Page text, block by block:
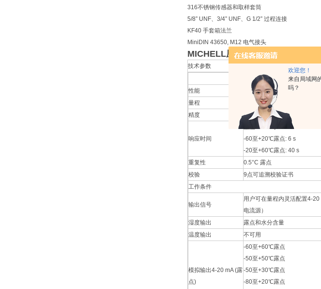
欢迎您！
来自局域网
吗？
316不锈钢传感器和取样套筒
5/8” UNF、3/4” UNF、G 1/2” 过程连接
KF40 手套箱法兰
MiniDIN 43650, M12 电气接头
MICHELL压缩空气露点变送器
技术参数
SF82 MiniDIN 43650 C
性能
量程
-60至+60℃露点
精度
±2°C 露点*
响应时间
室温1bara时63%
-60至+20℃露点: 6 s
-20至+60℃露点: 40 s
重复性
0.5°C 露点
校验
9点可追溯校验证书
工作条件
输出信号
用户可在量程内灵活配置4-20
电流源）
湿度输出
露点和水分含量
温度输出
不可用
模拟输出4-20 mA (露
点)
-60至+60℃露点
-50至+50℃露点
-50至+30℃露点
-80至+20℃露点